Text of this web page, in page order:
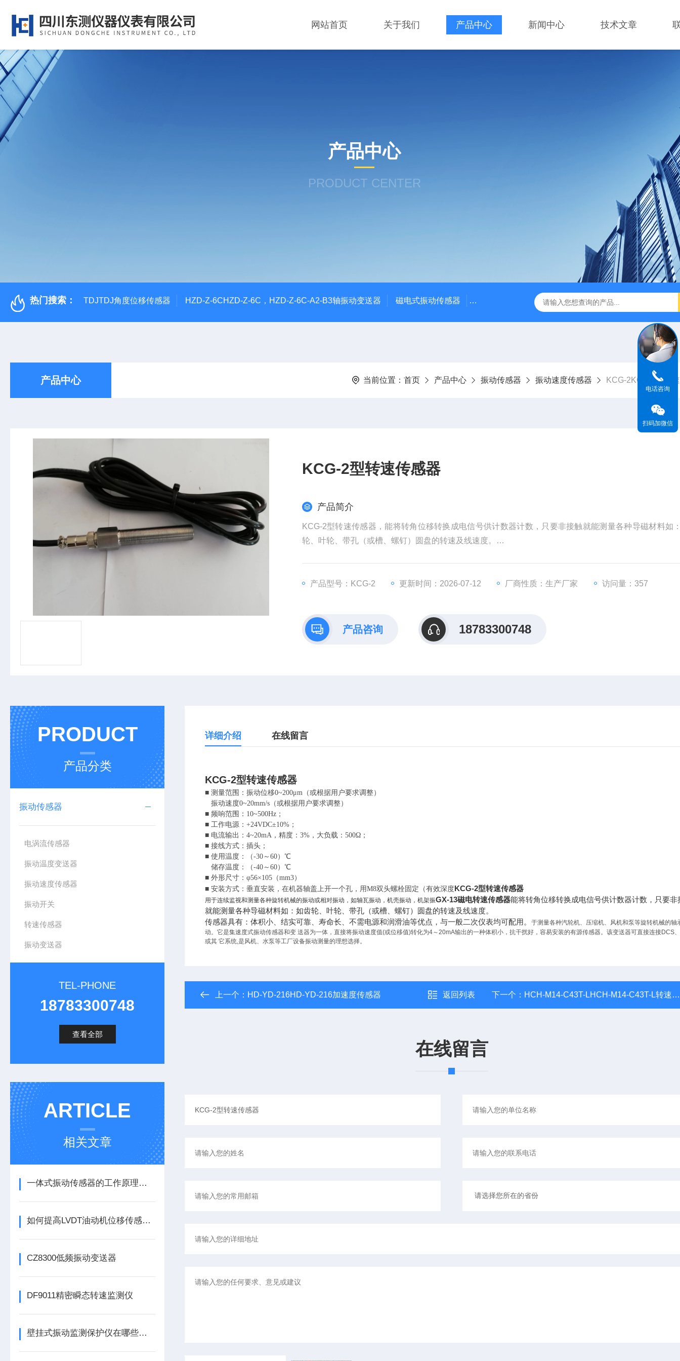
网站首页 关于我们 产品中心 新闻中心 技术文章
产品中心
PRODUCT CENTER
热门搜索： TDJTDJ角度位移传感器 HZD-Z-6CHZD-Z-6C，HZD-Z-6C-A2-B3轴振动变送器 磁电式振动传感器 NE3100电涡流位移传感器 三轴振动传感器 加速度
产品中心 当前位置： 首页 产品中心 振动传感器 振动速度传感器 KCG-2KCG-2型转
KCG-2型转速传感器
产品简介
KCG-2型转速传感器，能将转角位移转换成电信号供计数器计数，只要非接触就能测量各种导磁材料如
轮、叶轮、带孔（或槽、螺钉）圆盘的转速及线速度。
产品型号：KCG-2 更新时间：2026-07-12 厂商性质：生产厂家 访问量：357
产品咨询 18783300748
PRODUCT
产品分类
振动传感器
电涡流传感器
振动温度变送器
振动速度传感器
振动开关
转速传感器
振动变送器
TEL-PHONE
18783300748
查看全部
ARTICLE
相关文章
一体式振动传感器的工作原理是什么？
如何提高LVDT油动机位移传感器的精度？
CZ8300低频振动变送器
DF9011精密瞬态转速监测仪
壁挂式振动监测保护仪在哪些领域有广泛应用？
详细介绍 在线留言
KCG-2型转速传感器
■ 测量范围：振动位移0~200μm（或根据用户要求调整）
振动速度0~20mm/s（或根据用户要求调整）
■ 频响范围：10~500Hz；
■ 工作电源：+24VDC±10%；
■ 电流输出：4~20mA，精度：3%，大负载：500Ω；
■ 接线方式：插头；
■ 使用温度：（-30～60）℃
储存温度：（-40～60）℃
■ 外形尺寸：φ56×105（mm3）
■ 安装方式：垂直安装，在机器轴盖上开一个孔，用M8双头螺栓固定（有效深度KCG-2型转速传感器
用于连续监视和测量各种旋转机械的振动或相对振动，如轴瓦振动，机壳振动，机架振GX-13磁电转速传感器能将转角位移转换成电信号供计数器计数，只要非
就能测量各种导磁材料如：如齿轮、叶轮、带孔（或槽、螺钉）圆盘的转速及线速度。
传感器具有：体积小、结实可靠、寿命长、不需电源和润滑油等优点，与一般二次仪表均可配用。
于测量各种汽轮机、压缩机、风机和泵等旋转机械的轴
动。它是集速度式振动传感器和变 送器为一体，直接将振动速度值(或位移值)转化为4～20mA输出的一种体积小，抗干扰好，容易安装的有源传感器。该变送器可直接连接DCS
或其 它系统,是风机、水泵等工厂设备振动测量的理想选择。
上一个： HD-YD-216HD-YD-216加速度传感器 返回列表 下一个： HCH-M14-C43T-LHCH-M14-C43T-L转速传感器
在线留言
电话咨询
扫码加微信